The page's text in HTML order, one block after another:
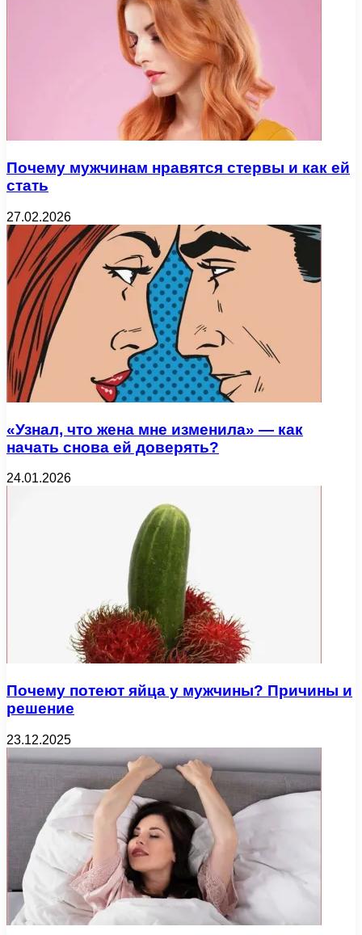
Почему мужчинам нравятся стервы и как ей
стать
27.02.2026
«Узнал, что жена мне изменила» — как
начать снова ей доверять?
24.01.2026
Почему потеют яйца у мужчины? Причины и
решение
23.12.2025